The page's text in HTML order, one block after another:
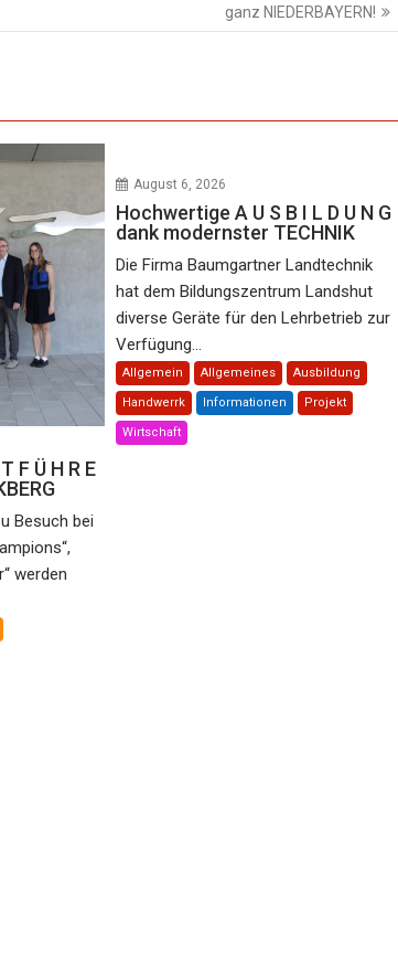
ganz NIEDERBAYERN!
F Ü H R E
Besuch bei
werden
August 6, 2026
Hochwertige A U S B I L D U N G
dank modernster TECHNIK
Die Firma Baumgartner Landtechnik
hat dem Bildungszentrum Landshut
diverse Geräte für den Lehrbetrieb zur
Verfügung...
Allgemein Allgemeines Ausbildung
Handwerrk Informationen Projekt
Wirtschaft